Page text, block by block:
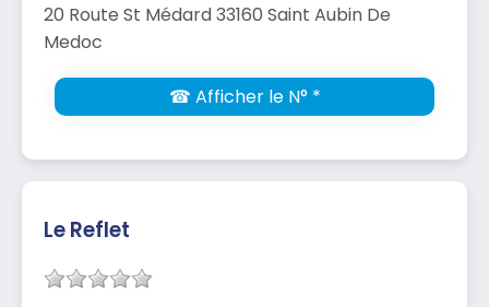
20 Route St Médard 33160 Saint Aubin De
Medoc
☎ Afficher le N° *
Le Reflet